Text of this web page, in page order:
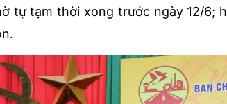
tự tạm thời xong trước ngày 12/6;